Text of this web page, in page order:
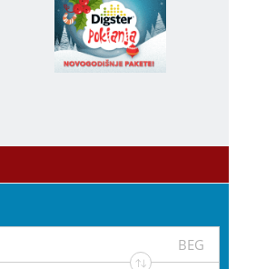
BEG